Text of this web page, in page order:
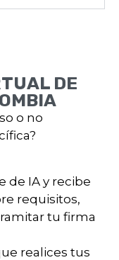
DE
o no
de IA y recibe
requisitos,
tu firma
realices tus